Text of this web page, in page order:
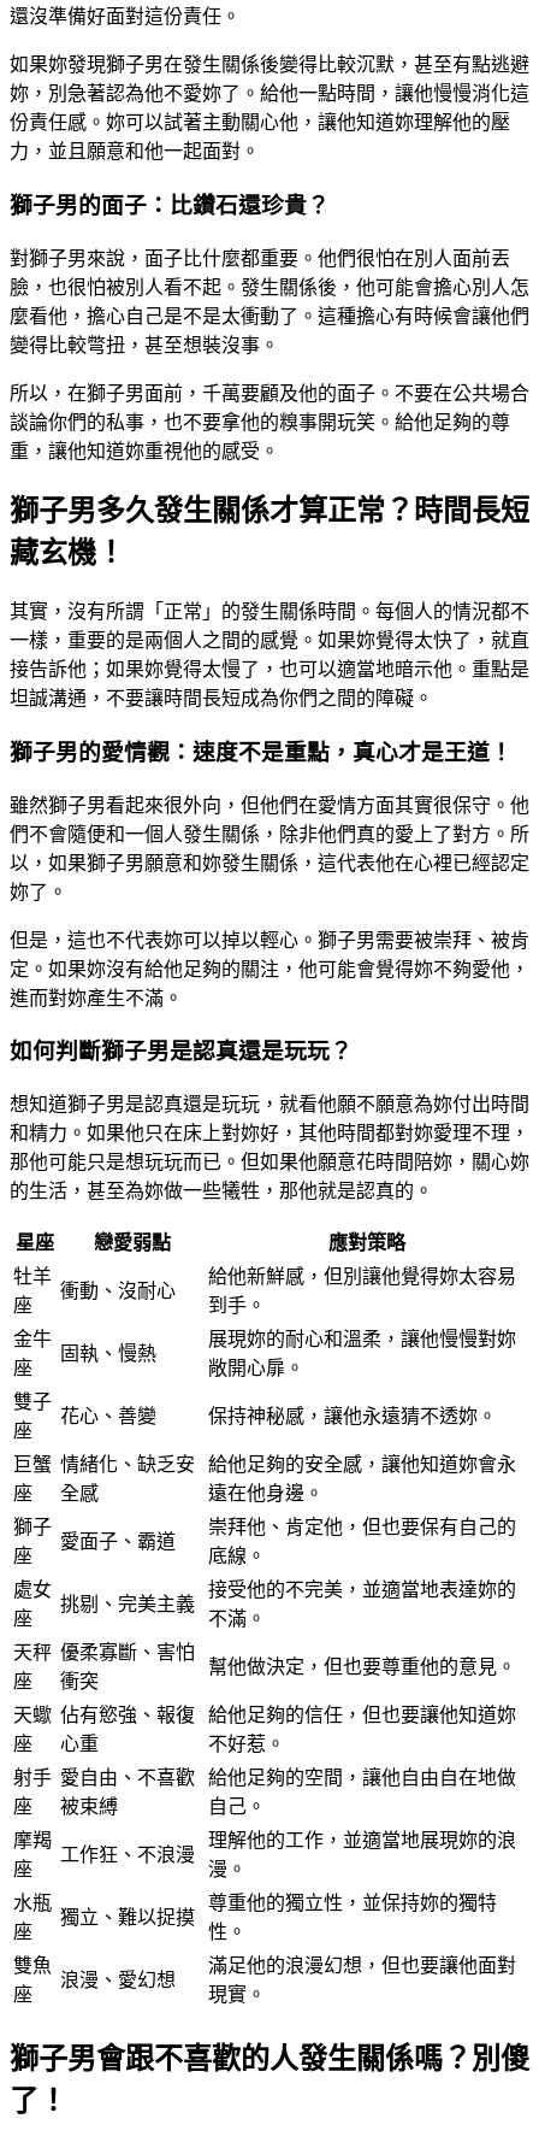
還沒準備好面對這份責任。
如果妳發現獅子男在發生關係後變得比較沉默，甚至有點逃避
妳，別急著認為他不愛妳了。給他一點時間，讓他慢慢消化這
份責任感。妳可以試著主動關心他，讓他知道妳理解他的壓
力，並且願意和他一起面對。
獅子男的面子：比鑽石還珍貴？
對獅子男來說，面子比什麼都重要。他們很怕在別人面前丟
臉，也很怕被別人看不起。發生關係後，他可能會擔心別人怎
麼看他，擔心自己是不是太衝動了。這種擔心有時候會讓他們
變得比較彆扭，甚至想裝沒事。
所以，在獅子男面前，千萬要顧及他的面子。不要在公共場合
談論你們的私事，也不要拿他的糗事開玩笑。給他足夠的尊
重，讓他知道妳重視他的感受。
獅子男多久發生關係才算正常？時間長短
藏玄機！
其實，沒有所謂「正常」的發生關係時間。每個人的情況都不
一樣，重要的是兩個人之間的感覺。如果妳覺得太快了，就直
接告訴他；如果妳覺得太慢了，也可以適當地暗示他。重點是
坦誠溝通，不要讓時間長短成為你們之間的障礙。
獅子男的愛情觀：速度不是重點，真心才是王道！
雖然獅子男看起來很外向，但他們在愛情方面其實很保守。他
們不會隨便和一個人發生關係，除非他們真的愛上了對方。所
以，如果獅子男願意和妳發生關係，這代表他在心裡已經認定
妳了。
但是，這也不代表妳可以掉以輕心。獅子男需要被崇拜、被肯
定。如果妳沒有給他足夠的關注，他可能會覺得妳不夠愛他，
進而對妳產生不滿。
如何判斷獅子男是認真還是玩玩？
想知道獅子男是認真還是玩玩，就看他願不願意為妳付出時間
和精力。如果他只在床上對妳好，其他時間都對妳愛理不理，
那他可能只是想玩玩而已。但如果他願意花時間陪妳，關心妳
的生活，甚至為妳做一些犧牲，那他就是認真的。
星座 戀愛弱點
應對策略
牡羊
座
衝動、沒耐心
給他新鮮感，但別讓他覺得妳太容易
到手。
金牛
座
固執、慢熱
展現妳的耐心和溫柔，讓他慢慢對妳
敞開心扉。
雙子
座
花心、善變 保持神秘感，讓他永遠猜不透妳。
巨蟹
座
情緒化、缺乏安
全感
給他足夠的安全感，讓他知道妳會永
遠在他身邊。
獅子
座
愛面子、霸道
崇拜他、肯定他，但也要保有自己的
底線。
處女
座
挑剔、完美主義
接受他的不完美，並適當地表達妳的
不滿。
天秤
座
優柔寡斷、害怕
衝突
幫他做決定，但也要尊重他的意見。
天蠍
座
佔有慾強、報復
心重
給他足夠的信任，但也要讓他知道妳
不好惹。
射手
座
愛自由、不喜歡
被束縛
給他足夠的空間，讓他自由自在地做
自己。
摩羯
座
工作狂、不浪漫
理解他的工作，並適當地展現妳的浪
漫。
水瓶
座
獨立、難以捉摸
尊重他的獨立性，並保持妳的獨特
性。
雙魚
座
浪漫、愛幻想
滿足他的浪漫幻想，但也要讓他面對
現實。
獅子男會跟不喜歡的人發生關係嗎？別傻
了！